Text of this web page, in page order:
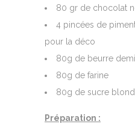
80 gr de chocolat
4 pincées de
pour la déco
80g de beurre
80g de farine
80g de sucre
Préparation :